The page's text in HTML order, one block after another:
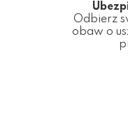
Odbierz
obaw o